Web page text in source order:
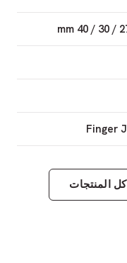
Finger
كل المنتجات